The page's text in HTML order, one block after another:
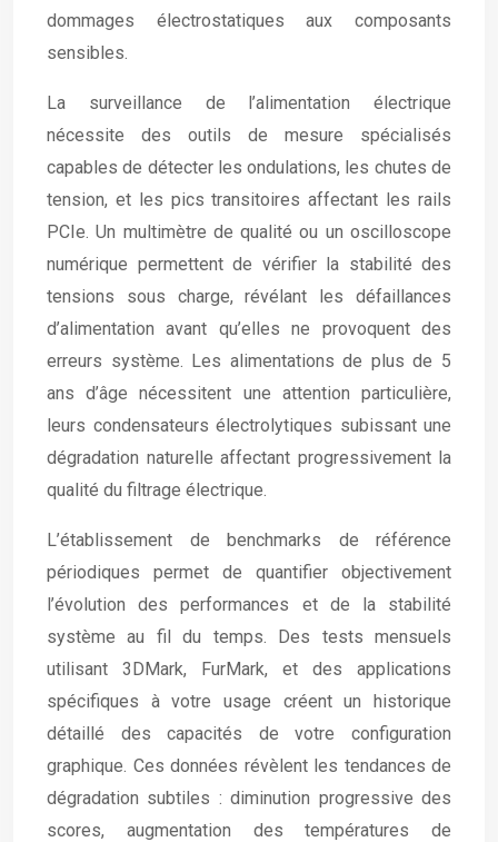
dommages électrostatiques aux composants
sensibles.
La surveillance de l’alimentation électrique
nécessite des outils de mesure spécialisés
capables de détecter les ondulations, les chutes de
tension, et les pics transitoires affectant les rails
PCIe. Un multimètre de qualité ou un oscilloscope
numérique permettent de vérifier la stabilité des
tensions sous charge, révélant les défaillances
d’alimentation avant qu’elles ne provoquent des
erreurs système. Les alimentations de plus de 5
ans d’âge nécessitent une attention particulière,
leurs condensateurs électrolytiques subissant une
dégradation naturelle affectant progressivement la
qualité du filtrage électrique.
L’établissement de benchmarks de référence
périodiques permet de quantifier objectivement
l’évolution des performances et de la stabilité
système au fil du temps. Des tests mensuels
utilisant 3DMark, FurMark, et des applications
spécifiques à votre usage créent un historique
détaillé des capacités de votre configuration
graphique. Ces données révèlent les tendances de
dégradation subtiles : diminution progressive des
scores, augmentation des températures de